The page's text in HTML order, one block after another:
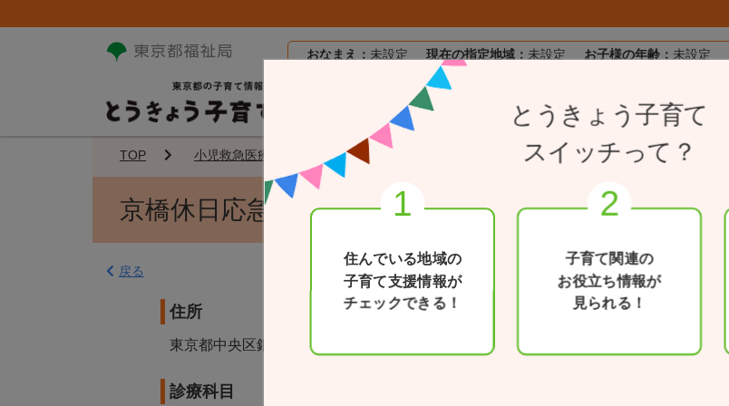
おなまえ： 未設定 現在の指定地域： 未設定 お子様の年齢： 未設定
目的別で探す 一覧から探す
とうき
TOP 小児救急医療機関 京橋休日応急診療所
京橋休日応急診療所
戻る
住所
東京都中央区銀座1-25-3
電話番号
03-3561-5171
診療科目
とうきょう子育て
スイッチって？
住んでいる地域の
子育て支援情報が
チェックできる！
子育て関連の
お役立ち情報が
見られる！